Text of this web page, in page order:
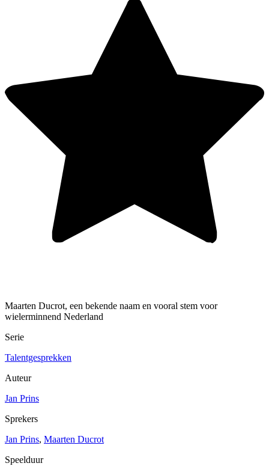
Maarten Ducrot, een bekende naam en vooral stem voor
wielerminnend Nederland
Serie
Talentgesprekken
Auteur
Jan Prins
Sprekers
Jan Prins, Maarten Ducrot
Speelduur